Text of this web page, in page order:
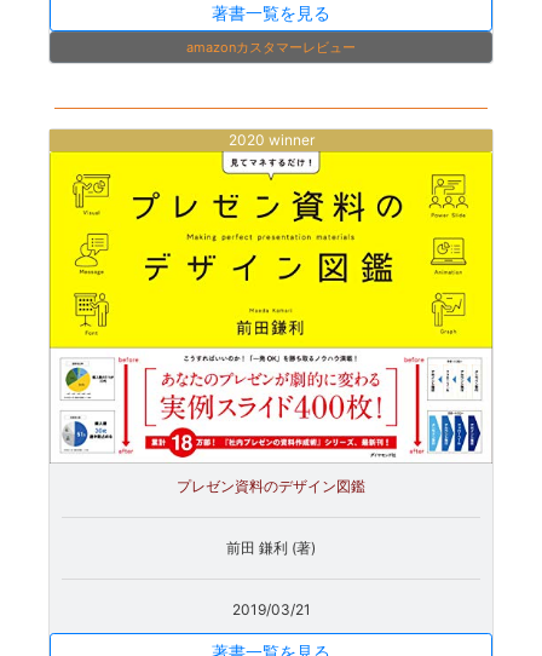
著書一覧を見る
amazonカスタマーレビュー
2020 winner
プレゼン資料のデザイン図鑑
前田 鎌利 (著)
2019/03/21
著書一覧を見る